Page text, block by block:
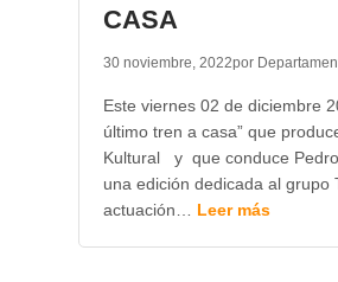
CASA
30 noviembre, 2022por
Este viernes 02 de diciembre
último tren a casa” que
Kultural y que conduce
una edición dedicada al
actuación… Leer más